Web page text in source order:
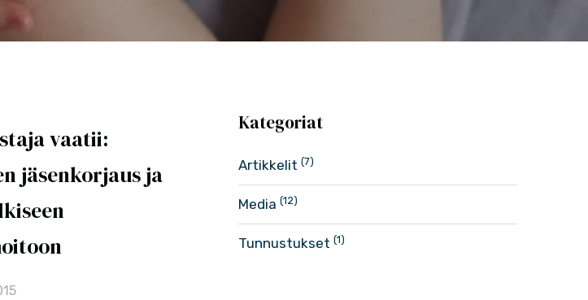
vaatii:
jäsenkorjaus ja
Kategoriat
Artikkelit (7)
Media (12)
Tunnustukset (1)